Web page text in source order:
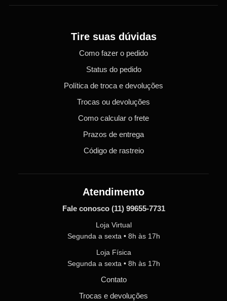
Tire suas dúvidas
Como fazer o pedido
Status do pedido
Política de troca e devoluções
Trocas ou devoluções
Como calcular o frete
Prazos de entrega
Código de rastreio
Atendimento
Fale conosco (11) 99655-7731
Loja Virtual
Segunda a sexta • 8h às 17h
Loja Física
Segunda a sexta • 8h às 17h
Contato
Trocas e devoluções